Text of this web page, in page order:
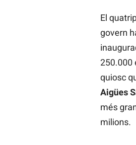
El
govern
250.000
quiosc
Aigües
més
milions.